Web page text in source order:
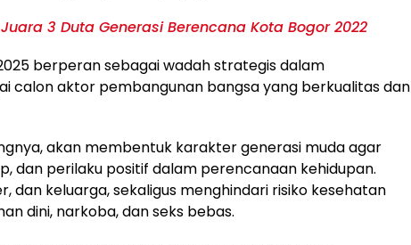
3 Duta Generasi Berencana Kota Bogor 2022
berperan sebagai wadah strategis dalam
calon aktor pembangunan bangsa yang berkualitas dan
akan membentuk karakter generasi muda agar
dan perilaku positif dalam perencanaan kehidupan.
dan keluarga, sekaligus menghindari risiko kesehatan
dini, narkoba, dan seks bebas.